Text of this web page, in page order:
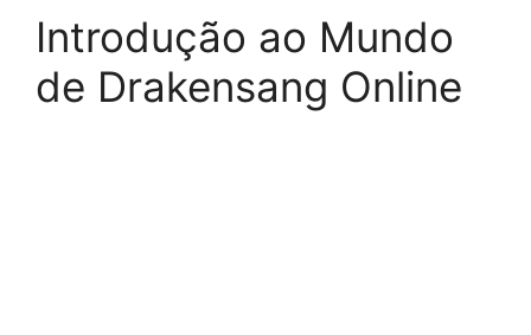
Introdução ao Mundo
de Drakensang Online